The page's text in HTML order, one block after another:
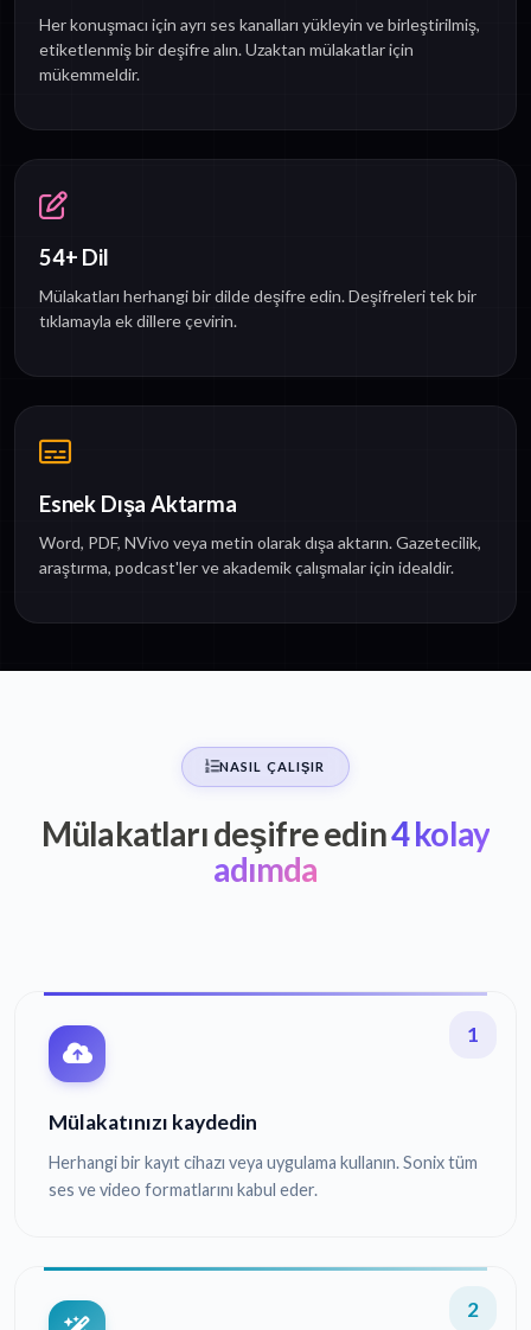
Her konuşmacı için ayrı ses kanalları yükleyin ve birleştirilmiş,
etiketlenmiş bir deşifre alın. Uzaktan mülakatlar için
mükemmeldir.
54+ Dil
Mülakatları herhangi bir dilde deşifre edin. Deşifreleri tek bir
tıklamayla ek dillere çevirin.
Esnek Dışa Aktarma
Word, PDF, NVivo veya metin olarak dışa aktarın. Gazetecilik,
araştırma, podcast'ler ve akademik çalışmalar için idealdir.
NASIL ÇALIŞIR
Mülakatları deşifre edin4 kolay
adımda
1
Mülakatınızı kaydedin
Herhangi bir kayıt cihazı veya uygulama kullanın. Sonix tüm
ses ve video formatlarını kabul eder.
2